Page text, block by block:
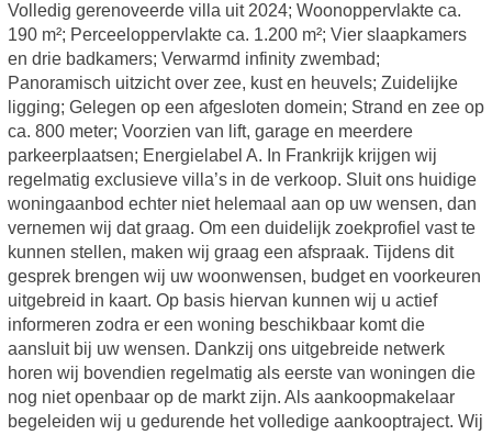
Volledig gerenoveerde villa uit 2024; Woonoppervlakte ca.
190 m²; Perceeloppervlakte ca. 1.200 m²; Vier slaapkamers
en drie badkamers; Verwarmd infinity zwembad;
Panoramisch uitzicht over zee, kust en heuvels; Zuidelijke
ligging; Gelegen op een afgesloten domein; Strand en zee op
ca. 800 meter; Voorzien van lift, garage en meerdere
parkeerplaatsen; Energielabel A. In Frankrijk krijgen wij
regelmatig exclusieve villa’s in de verkoop. Sluit ons huidige
woningaanbod echter niet helemaal aan op uw wensen, dan
vernemen wij dat graag. Om een duidelijk zoekprofiel vast te
kunnen stellen, maken wij graag een afspraak. Tijdens dit
gesprek brengen wij uw woonwensen, budget en voorkeuren
uitgebreid in kaart. Op basis hiervan kunnen wij u actief
informeren zodra er een woning beschikbaar komt die
aansluit bij uw wensen. Dankzij ons uitgebreide netwerk
horen wij bovendien regelmatig als eerste van woningen die
nog niet openbaar op de markt zijn. Als aankoopmakelaar
begeleiden wij u gedurende het volledige aankooptraject. Wij